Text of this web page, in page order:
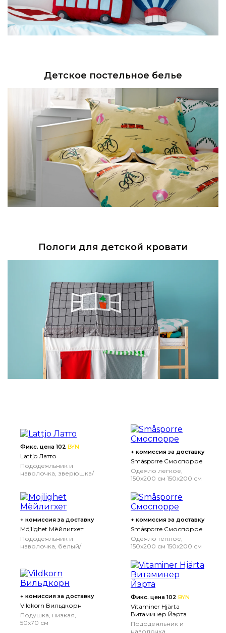
Детское постельное белье
Пологи для детской кровати
Фикс. цена 102 BYN
Lattjo Латто
Пододеяльник и
наволочка, зверюшка/
+ комиссия за доставку
Småsporre Смоспорре
Одеяло легкое,
150x200 см 150x200 см
+ комиссия за доставку
Möjlighet Мёйлигхет
Пододеяльник и
наволочка, белый/
+ комиссия за доставку
Småsporre Смоспорре
Одеяло теплое,
150x200 см 150x200 см
+ комиссия за доставку
Vildkorn Вильдкорн
Подушка, низкая,
50x70 см
Фикс. цена 102 BYN
Vitaminer Hjärta
Витаминер Йэрта
Пододеяльник и
наволочка,